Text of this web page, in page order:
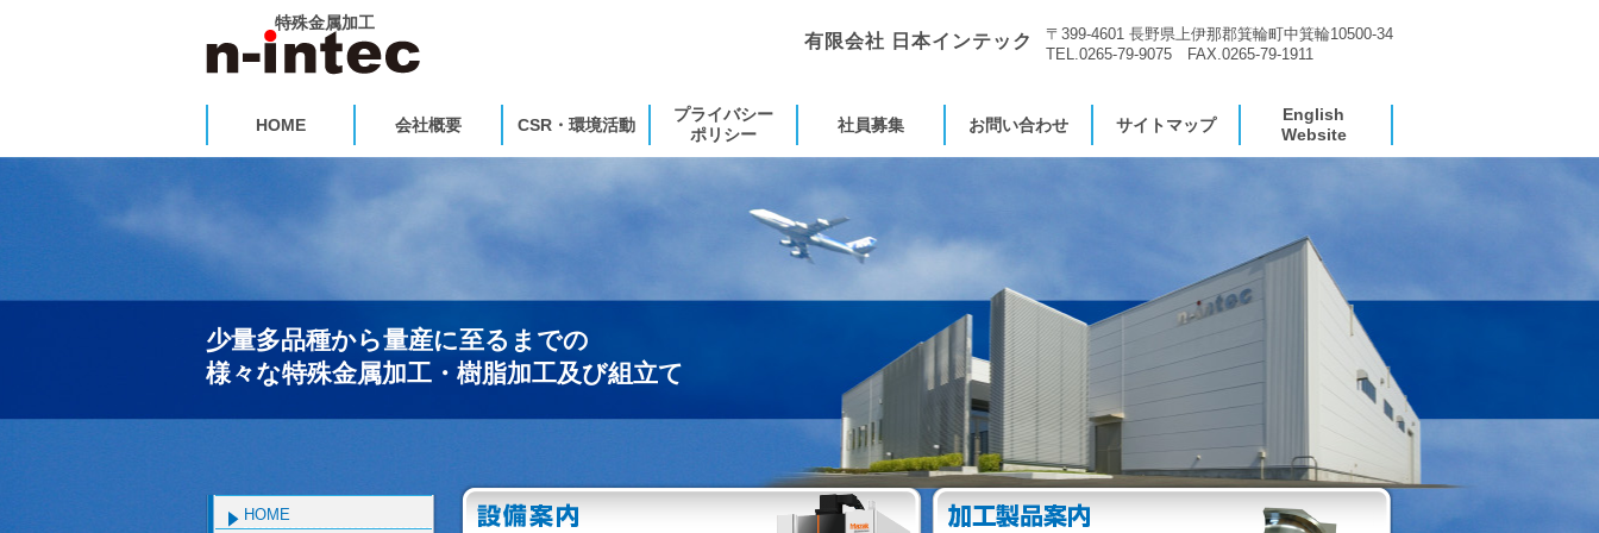
特殊金属加工
〒399-4601 長野県上伊那郡箕輪町中箕輪10500-34
TEL.0265-79-9075 FAX.0265-79-1911
有限会社 日本インテック
HOME 会社概要 CSR・環境活動
プライバシー
ポリシー
社員募集 お問い合わせ サイトマップ
English
Website
少量多品種から量産に至るまでの
様々な特殊金属加工・樹脂加工及び組立て
HOME